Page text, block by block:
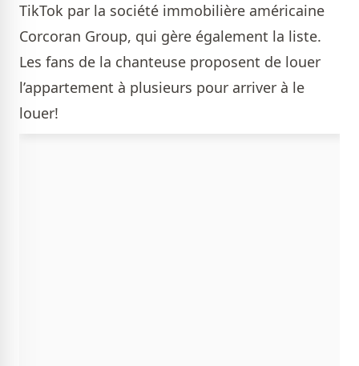
TikTok par la société immobilière américaine
Corcoran Group, qui gère également la liste.
Les fans de la chanteuse proposent de louer
l’appartement à plusieurs pour arriver à le
louer!